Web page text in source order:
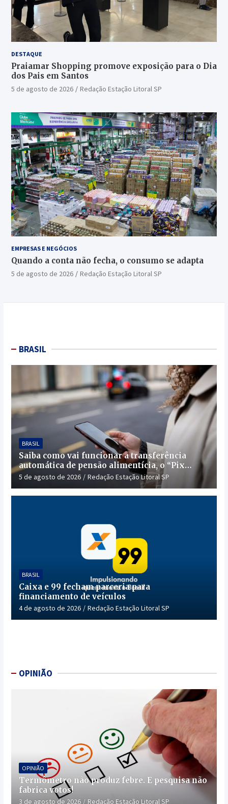
DESTAQUE
Praiamar Shopping promove exposição para o Dia
dos Pais em Santos
5 de agosto de 2026 Redação Estação Litoral SP
EMPRESAS E NEGÓCIOS
Quando a conta não fecha, o consumo se adapta
5 de agosto de 2026 Redação Estação Litoral SP
BRASIL
BRASIL
Saiba como vai funcionar a transferência
automática de pensão alimentícia, o “Pix
Pensão”
5 de agosto de 2026 Redação Estação Litoral SP
BRASIL
Caixa e 99 fecham parceria para
financiamento de veículos
4 de agosto de 2026 Redação Estação Litoral SP
OPINIÃO
OPINIÃO
Termômetro não produz febre. E pesquisa não
fabrica votos!
3 de agosto de 2026 Redação Estação Litoral SP